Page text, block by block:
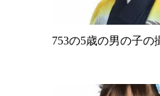
753の5歳の男の子の